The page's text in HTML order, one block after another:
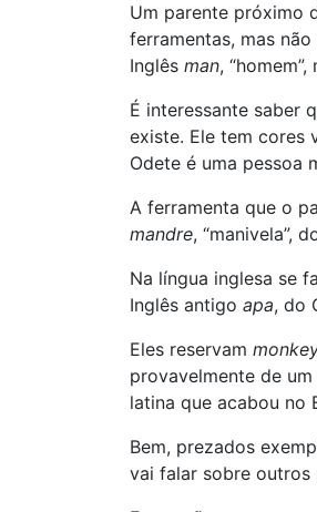
Um parente próximo
ferramentas, mas
Inglês man, “homem”,
É interessante saber
existe. Ele tem cores
Odete é uma pessoa
A ferramenta que o
mandre, “manivela”,
Na língua inglesa se
Inglês antigo apa, do
Eles reservam
provavelmente de um
latina que acabou no
Bem, prezados
vai falar sobre outros